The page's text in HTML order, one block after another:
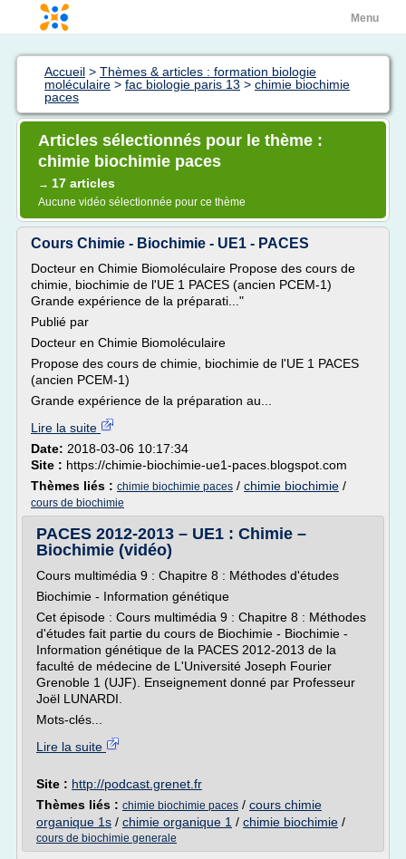
Menu
Accueil > Thèmes & articles : formation biologie
moléculaire > fac biologie paris 13 > chimie biochimie
paces
Articles sélectionnés pour le thème :
chimie biochimie paces
→ 17 articles
Aucune vidéo sélectionnée pour ce thème
Cours Chimie - Biochimie - UE1 - PACES
Docteur en Chimie Biomoléculaire Propose des cours de
chimie, biochimie de l'UE 1 PACES (ancien PCEM-1)
Grande expérience de la préparati..."
Publié par
Docteur en Chimie Biomoléculaire
Propose des cours de chimie, biochimie de l'UE 1 PACES
(ancien PCEM-1)
Grande expérience de la préparation au...
Lire la suite
Date: 2018-03-06 10:17:34
Site : https://chimie-biochimie-ue1-paces.blogspot.com
Thèmes liés : chimie biochimie paces / chimie biochimie /
cours de biochimie
PACES 2012-2013 – UE1 : Chimie –
Biochimie (vidéo)
Cours multimédia 9 : Chapitre 8 : Méthodes d'études
Biochimie - Information génétique
Cet épisode : Cours multimédia 9 : Chapitre 8 : Méthodes
d'études fait partie du cours de Biochimie - Biochimie -
Information génétique de la PACES 2012-2013 de la
faculté de médecine de L'Université Joseph Fourier
Grenoble 1 (UJF). Enseignement donné par Professeur
Joël LUNARDI.
Mots-clés...
Lire la suite
Site : http://podcast.grenet.fr
Thèmes liés : chimie biochimie paces / cours chimie
organique 1s / chimie organique 1 / chimie biochimie /
cours de biochimie generale